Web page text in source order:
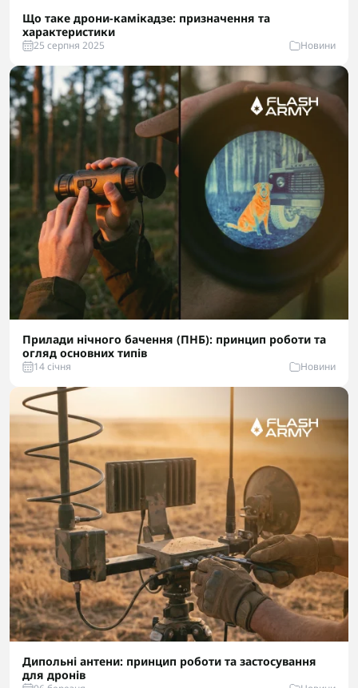
Що таке дрони-камікадзе: призначення та
характеристики
25 серпня 2025 Новини
Прилади нічного бачення (ПНБ): принцип роботи та
огляд основних типів
14 cічня Новини
Дипольні антени: принцип роботи та застосування
для дронів